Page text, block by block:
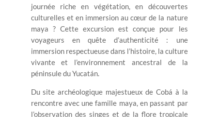
journée riche en végétation, en découvertes
culturelles et en immersion au cœur de la nature
maya ? Cette excursion est conçue pour les
voyageurs en quête d’authenticité : une
immersion respectueuse dans l’histoire, la culture
vivante et l’environnement ancestral de la
péninsule du Yucatán.
Du site archéologique majestueux de Cobá à la
rencontre avec une famille maya, en passant par
l’observation des singes et de la flore tropicale